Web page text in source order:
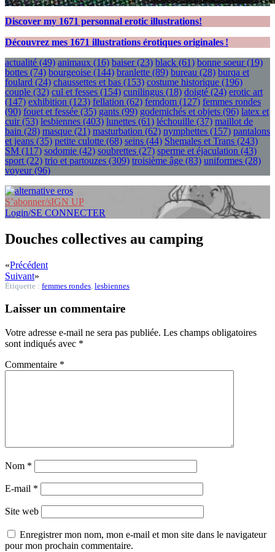
Discover my 1671 personnal erotic illustrations!
Découvrez mes 1671 illustrations érotiques originales !
actualité (49) animaux (16) baiser(23) black (61) bonne soeur(19)
bottes (74) bourgeoise (144) branlette (89) bureau (28) burqa et
foulard (24) chaussettes et bas (153) costume historique (196)
couple (32) cul et fesses (154) cunilingus (18) doigté (24) erotic art
(147) exhibition (123) fellation (62) femdom (127) femmes rondes
(90) fouet et fessée (35) gants (99) godemichés et objets (96) latex et
cuir(53) lesbiennes (403) lunettes (61) léchouille (37) maillot de
bain (28) masque (21) masturbation (62) nymphettes (157) pantalons
et jeans (35) petite culotte (68) seins (44) Shemales et Trans (243)
SM (117) sodomie (42) soubrettes (27) sperme et éjaculation (43)
sport (22) trio et partouzes (309) troisième âge (83) uniformes (28)
voyeur(96)
S’abonner/sIGN UP
Login/SE CONNECTER
Douches collectives au camping
«Précédent
Suivant»
Étiquette : femmes rondes lesbiennes
Laisser un commentaire
Votre adresse e-mail ne sera pas publiée. Les champs obligatoires
sont indiqués avec *
Commentaire *
Nom *
E-mail *
Site web
Enregistrer mon nom, mon e-mail et mon site dans le navigateur
pour mon prochain commentaire.